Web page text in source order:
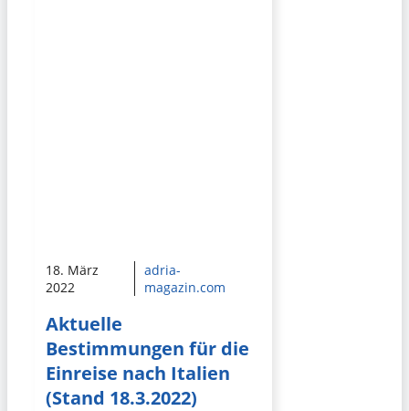
18. März
2022
adria-
magazin.com
Aktuelle
Bestimmungen für die
Einreise nach Italien
(Stand 18.3.2022)